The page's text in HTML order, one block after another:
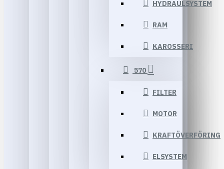
HYDRAULSYSTEM
RAM
KAROSSERI
570
FILTER
MOTOR
KRAFTÖVERFÖRING
ELSYSTEM